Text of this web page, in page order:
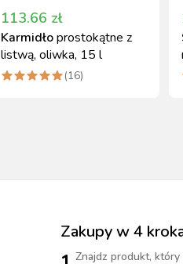
113.66 zł
Karmidłoprostokątne z
listwą, oliwka, 15 l
(16)
Zakupy w 4
Znajdz produkt, który